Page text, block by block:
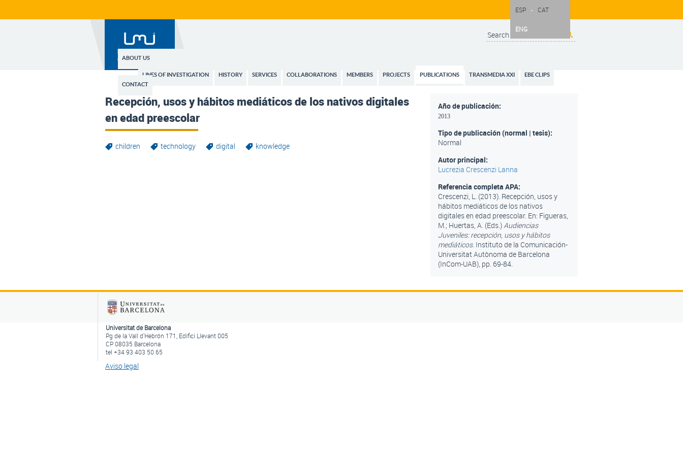
Search form
Search
ABOUT US
LINES OF INVESTIGATION HISTORY SERVICES COLLABORATIONS MEMBERS PROJECTS PUBLICATIONS TRANSMEDIA XXI
EBE CLIPS
CONTACT
ESP CAT
ENG
Recepción, usos y hábitos mediáticos de los nativos digitales
en edad preescolar
children technology digital knowledge
Año de publicación:
2013
Tipo de publicación (normal | tesis):
Normal
Autor principal:
Lucrezia Crescenzi Lanna
Referencia completa APA:
Crescenzi, L. (2013). Recepción, usos y
hábitos mediáticos de los nativos
digitales en edad preescolar. En: Figueras,
M.; Huertas, A. (Eds.)Audiencias
Juveniles: recepción, usos y hábitos
mediáticos.Instituto de la Comunicación-
Universitat Autònoma de Barcelona
(InCom-UAB), pp. 69-84.
Universitat de Barcelona
Pg de la Vall d'Hebrón 171, Edifici Llevant 005
CP 08035 Barcelona
tel +34 93 403 50 65
Aviso legal